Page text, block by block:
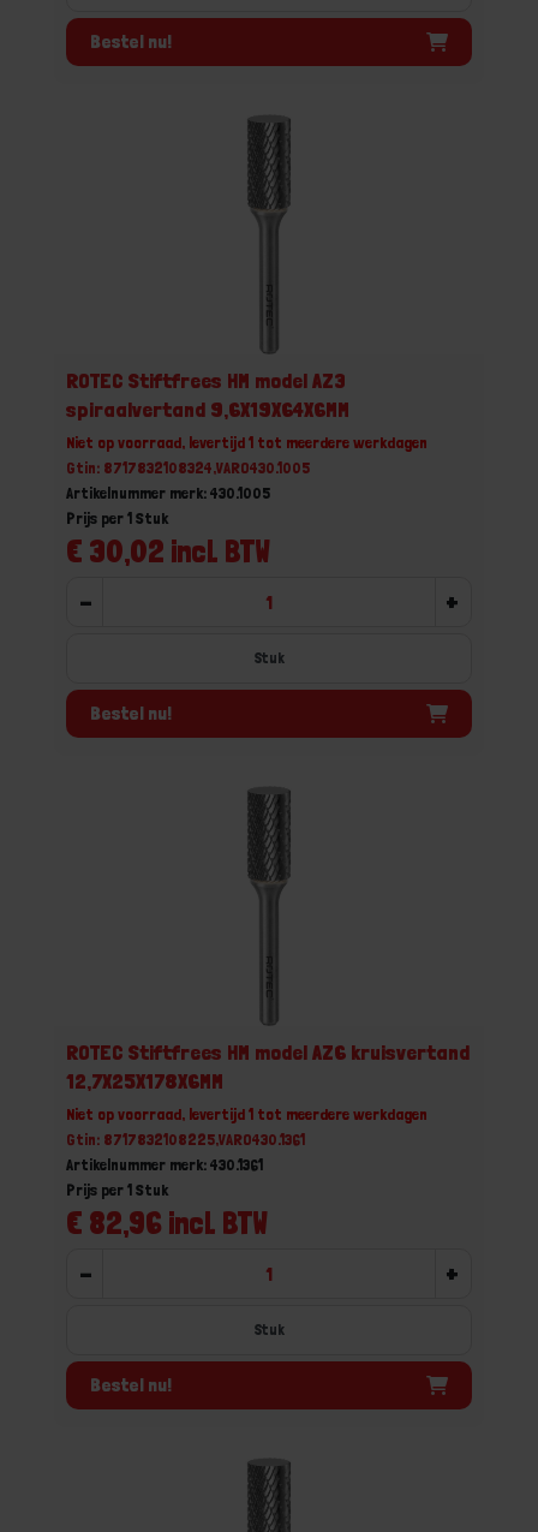
Bestel nu!
ROTEC Stiftfrees HM model AZ3
spiraalvertand 9,6X19X64X6MM
Niet op voorraad, levertijd 1 tot meerdere werkdagen
Gtin: 8717832108324,VARO430.1005
Artikelnummer merk: 430.1005
€ 30,02 incl. BTW
Prijs per 1 Stuk
- +
Stuk
Bestel nu!
ROTEC Stiftfrees HM model AZ6 kruisvertand
12,7X25X178X6MM
Niet op voorraad, levertijd 1 tot meerdere werkdagen
Gtin: 8717832108225,VARO430.1361
Artikelnummer merk: 430.1361
€ 82,96 incl. BTW
Prijs per 1 Stuk
- +
Stuk
Bestel nu!